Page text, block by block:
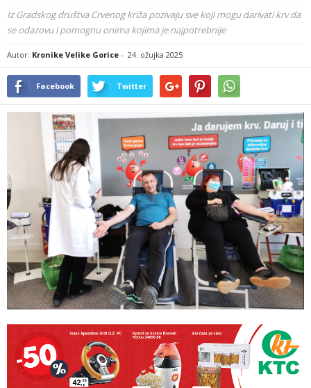
Iz Gradskog društva Crvenog križa pozivaju sve koji mogu darivati krv da
se odazovu i pomognu onima kojima je najpotrebnije
Autor: Kronike Velike Gorice - 24. ožujka 2025
Facebook Twitter